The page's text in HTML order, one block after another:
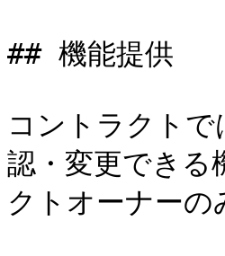
## 機能提供
コントラクト
認・変更できる
クトオーナー